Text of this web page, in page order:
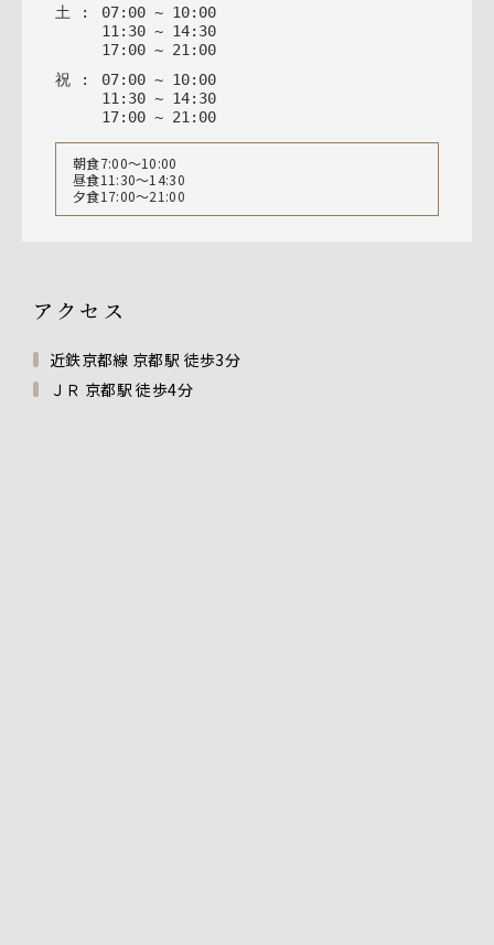
土 : 07: 00 ~ 10: 00
11: 30 ~ 14: 30
17: 00 ~ 21: 00
祝 : 07: 00 ~ 10: 00
11 : 30 ~ 14: 30
17: 00 ~ 21 : 00
朝食7:00～10:00
昼食11:30～14:30
夕食17:00～21:00
アクセス
近鉄京都線 京都駅 徒歩3分
ＪＲ 京都駅 徒歩4分